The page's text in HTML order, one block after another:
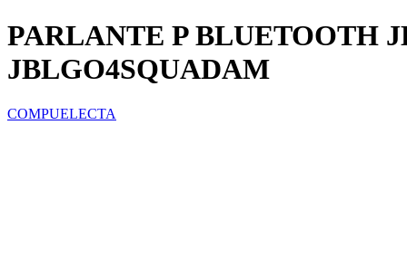
PARLANTE P BLUETOOTH
JBLGO4SQUADAM
COMPUELECTA